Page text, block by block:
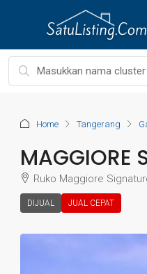
Home Tangerang
MAGGIORE
Ruko Maggiore
DIJUAL JUAL CEPAT